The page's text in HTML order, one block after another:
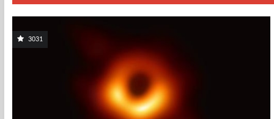
3031